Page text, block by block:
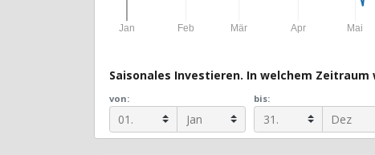
Jan Feb Mär Apr Mai
Saisonales Investieren. In welchem
von: bis: